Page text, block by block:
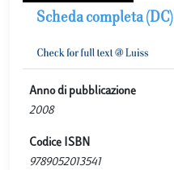
Scheda completa (DC)
Anno di pubblicazione
2008
Codice ISBN
9789052013541